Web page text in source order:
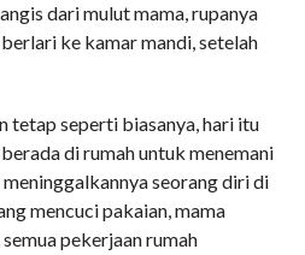
dari mulut mama, rupanya
ke kamar mandi, setelah
tetap seperti biasanya, hari itu
di rumah untuk menemani
seorang diri di
mencuci pakaian, mama
pekerjaan rumah